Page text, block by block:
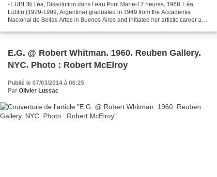
- LUBLIN Léa, Dissolution dans l’eau Pont Marie-17 heures, 1968. Léa
Lublin (1929-1999, Argentina) graduated in 1949 from the Accademia
Nacional de Bellas Artes in Buenos Aires and initiated her artistic career as a
E.G. @ Robert Whitman. 1960. Reuben Gallery.
NYC. Photo : Robert McElroy
Publié le 07/03/2014 à 06:25
Par Olivier Lussac